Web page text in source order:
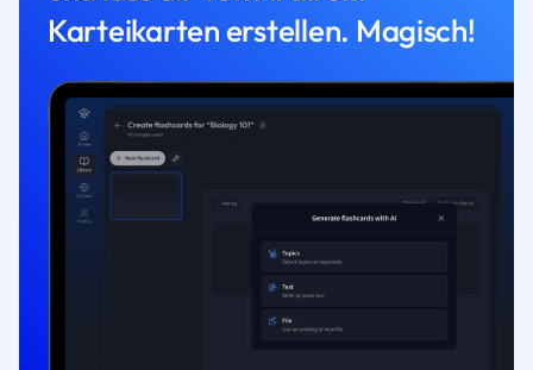
Karteikarten erstellen. Magisch!